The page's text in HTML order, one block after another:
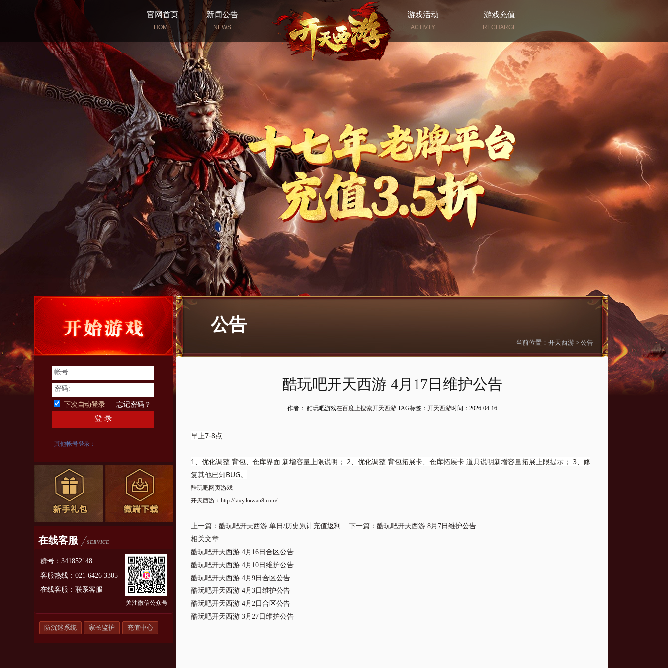
官网首页
HOME
新闻公告
NEWS
游戏活动
ACTIVTY
游戏充值
RECHARGE
帐号:
密码:
下次自动登录 忘记密码？
登 录
其他帐号登录：
在线客服 SERVICE
群号：341852148
客服热线：021-6426 3305
在线客服： 联系客服
关注微信公众号
防沉迷系统 家长监护 充值中心
公告
当前位置： 开天西游 > 公告
酷玩吧开天西游 4月17日维护公告
作者： 酷玩吧游戏在百度上搜索开天西游 TAG标签： 开天西游时间：2026-04-16
早上7-8点
1、优化调整 背包、仓库界面 新增容量上限说明； 2、优化调整 背包拓展卡、仓库拓展卡 道具说明新增容量拓展上限提示； 3、修
复其他已知BUG。
酷玩吧网页游戏
开天西游 ： http://ktxy.kuwan8.com/
上一篇： 酷玩吧开天西游 单日/历史累计充值返利 下一篇： 酷玩吧开天西游 8月7日维护公告
相关文章
酷玩吧开天西游 4月16日合区公告
酷玩吧开天西游 4月10日维护公告
酷玩吧开天西游 4月9日合区公告
酷玩吧开天西游 4月3日维护公告
酷玩吧开天西游 4月2日合区公告
酷玩吧开天西游 3月27日维护公告